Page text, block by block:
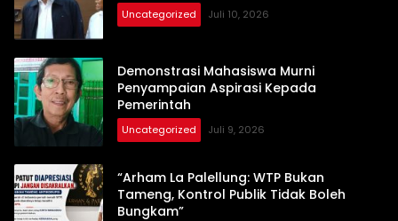
Uncategorized Juli 10, 2026
Demonstrasi Mahasiswa Murni
Penyampaian Aspirasi Kepada
Pemerintah
Uncategorized Juli 9, 2026
“Arham La Palellung: WTP Bukan
Tameng, Kontrol Publik Tidak Boleh
Bungkam”